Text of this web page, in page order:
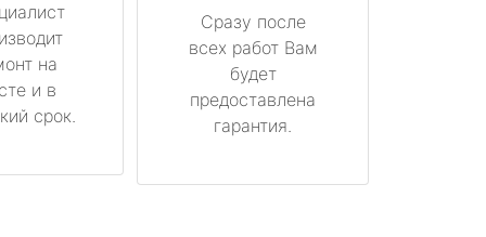
на
и в
срок.
Сразу после
всех работ Вам
будет
предоставлена
гарантия.